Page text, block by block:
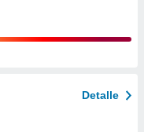
Detalle